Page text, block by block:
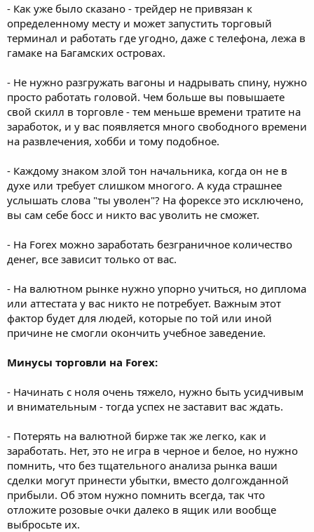
- Как уже было сказано - трейдер не привязан к
определенному месту и может запустить торговый
терминал и работать где угодно, даже с телефона, лежа в
гамаке на Багамских островах.
- Не нужно разгружать вагоны и надрывать спину, нужно
просто работать головой. Чем больше вы повышаете
свой скилл в торговле - тем меньше времени тратите на
заработок, и у вас появляется много свободного времени
на развлечения, хобби и тому подобное.
- Каждому знаком злой тон начальника, когда он не в
духе или требует слишком многого. А куда страшнее
услышать слова "ты уволен"? На форексе это исключено,
вы сам себе босс и никто вас уволить не сможет.
- На Forex можно заработать безграничное количество
денег, все зависит только от вас.
- На валютном рынке нужно упорно учиться, но диплома
или аттестата у вас никто не потребует. Важным этот
фактор будет для людей, которые по той или иной
причине не смогли окончить учебное заведение.
Минусы торговли на Forex:
- Начинать с ноля очень тяжело, нужно быть усидчивым
и внимательным - тогда успех не заставит вас ждать.
- Потерять на валютной бирже так же легко, как и
заработать. Нет, это не игра в черное и белое, но нужно
помнить, что без тщательного анализа рынка ваши
сделки могут принести убытки, вместо долгожданной
прибыли. Об этом нужно помнить всегда, так что
отложите розовые очки далеко в ящик или вообще
выбросьте их.